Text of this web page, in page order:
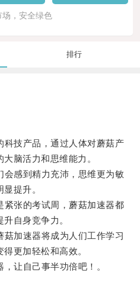
场，安全绿色
排行
技产品，通过人体对蘑菇产
脑活力和思维能力。
感到精力充沛，思维更为敏
提升。
张的考试周，蘑菇加速器都
自身竞争力。
加速器将成为人们工作学习
更加轻松和高效。
让自己事半功倍吧！。